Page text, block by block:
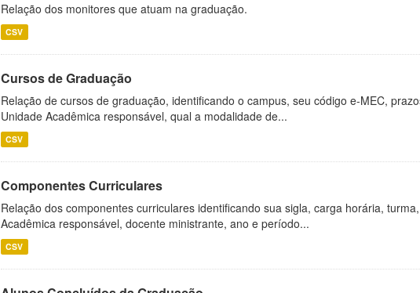
Relação dos monitores que atuam na graduação.
CSV
Cursos de Graduação
Relação de cursos de graduação, identificando o campus, seu código e-MEC,
Unidade Acadêmica responsável, qual a modalidade de...
CSV
Componentes Curriculares
Relação dos componentes curriculares identificando sua sigla, carga horária,
Acadêmica responsável, docente ministrante, ano e período...
CSV